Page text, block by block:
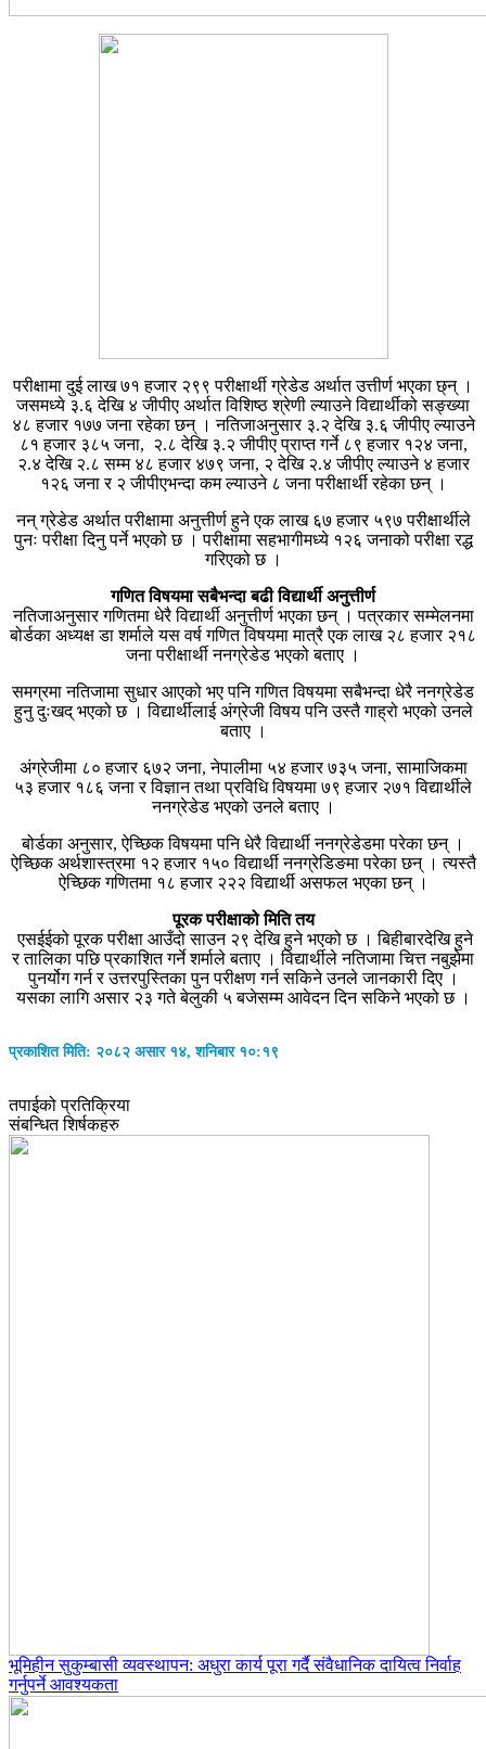
परीक्षामा दुई लाख ७१ हजार २९९ परीक्षार्थी ग्रेडेड अर्थात उत्तीर्ण भएका छ्न् ।
जसमध्ये ३.६ देखि ४ जीपीए अर्थात विशिष्ठ श्रेणी ल्याउने विद्यार्थीको सङ्ख्या
४८ हजार १७७ जना रहेका छन् । नतिजाअनुसार ३.२ देखि ३.६ जीपीए ल्याउने
८१ हजार ३८५ जना, २.८ देखि ३.२ जीपीए प्राप्त गर्ने ८९ हजार १२४ जना,
२.४ देखि २.८ सम्म ४८ हजार ४७९ जना, २ देखि २.४ जीपीए ल्याउने ४ हजार
१२६ जना र २ जीपीएभन्दा कम ल्याउने ८ जना परीक्षार्थी रहेका छन् ।
नन् ग्रेडेड अर्थात परीक्षामा अनुत्तीर्ण हुने एक लाख ६७ हजार ५९७ परीक्षार्थीले
पुनः परीक्षा दिनु पर्ने भएको छ । परीक्षामा सहभागीमध्ये १२६ जनाको परीक्षा रद्ध
गरिएको छ ।
गणित विषयमा सबैभन्दा बढी विद्यार्थी अनुत्तीर्ण
नतिजाअनुसार गणितमा धेरै विद्यार्थी अनुत्तीर्ण भएका छन् । पत्रकार सम्मेलनमा
बोर्डका अध्यक्ष डा शर्माले यस वर्ष गणित विषयमा मात्रै एक लाख २८ हजार २१८
जना परीक्षार्थी ननग्रेडेड भएको बताए ।
समग्रमा नतिजामा सुधार आएको भए पनि गणित विषयमा सबैभन्दा धेरै ननग्रेडेड
हुनु दुःखद् भएको छ । विद्यार्थीलाई अंग्रेजी विषय पनि उस्तै गाह्रो भएको उनले
बताए ।
अंग्रेजीमा ८० हजार ६७२ जना, नेपालीमा ५४ हजार ७३५ जना, सामाजिकमा
५३ हजार १८६ जना र विज्ञान तथा प्रविधि विषयमा ७९ हजार २७१ विद्यार्थीले
ननग्रेडेड भएको उनले बताए ।
बोर्डका अनुसार, ऐच्छिक विषयमा पनि धेरै विद्यार्थी ननग्रेडेडमा परेका छन् ।
ऐच्छिक अर्थशास्त्रमा १२ हजार १५० विद्यार्थी ननग्रेडिङमा परेका छन् । त्यस्तै
ऐच्छिक गणितमा १८ हजार २२२ विद्यार्थी असफल भएका छन् ।
पूरक परीक्षाको मिति तय
एसईईको पूरक परीक्षा आउँदो साउन २९ देखि हुने भएको छ । बिहीबारदेखि हुने
र तालिका पछि प्रकाशित गर्ने शर्माले बताए । विद्यार्थीले नतिजामा चित्त नबुझेमा
पुनर्योग गर्न र उत्तरपुस्तिका पुन परीक्षण गर्न सकिने उनले जानकारी दिए ।
यसका लागि असार २३ गते बेलुकी ५ बजेसम्म आवेदन दिन सकिने भएको छ ।
प्रकाशित मिति: २०८२ असार १४, शनिबार १०:१९
तपाईको प्रतिक्रिया
संबन्धित शिर्षकहरु
भूमिहीन सुकुम्बासी व्यवस्थापन: अधुरा कार्य पूरा गर्दै संवैधानिक दायित्व निर्वाह
गर्नुपर्ने आवश्यकता